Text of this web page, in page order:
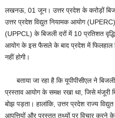
लखनऊ, 01 जून। उत्तर प्रदेश के करोड़ों
उत्तर प्रदेश विद्युत नियामक आयोग
(UPPCL) के बिजली दरों में 10 प्रतिशत
आयोग के इस फैसले के बाद प्रदेश में फिलहाल
नहीं होगी।
बताया जा रहा है कि यूपीपीसीएल ने
प्रस्ताव आयोग के समक्ष रखा था, जिसे मंजूरी
बोझ पड़ता। हालांकि, उत्तर प्रदेश राज्य विद्युत
आपत्तियों और प्रस्तुत तथ्यों पर विचार करने